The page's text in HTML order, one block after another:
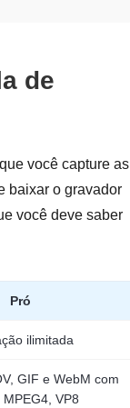
de
você capture as
baixar o gravador
você deve saber
Pró
ilimitada
GIF e WebM com
MPEG4, VP8